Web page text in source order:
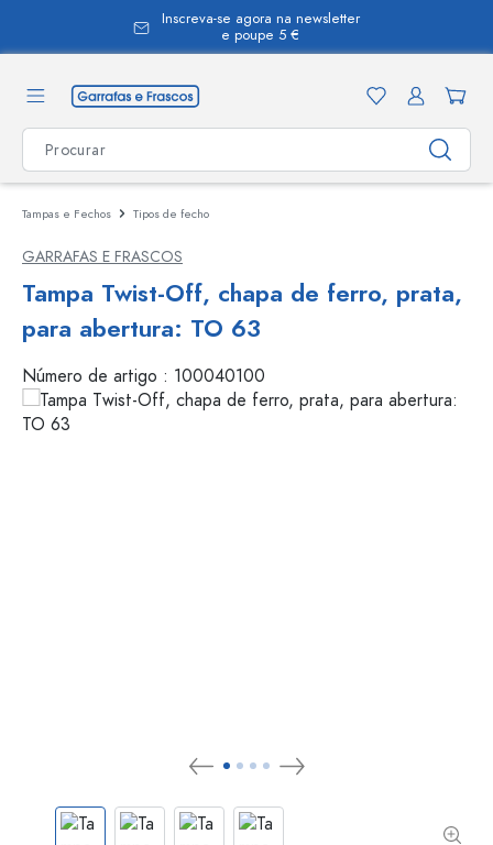
Inscreva-se agora na newsletter
e poupe 5 €
Tampas e Fechos Tipos de fecho
GARRAFAS E FRASCOS
Tampa Twist-Off, chapa de ferro, prata,
para abertura: TO 63
Número de artigo : 100040100